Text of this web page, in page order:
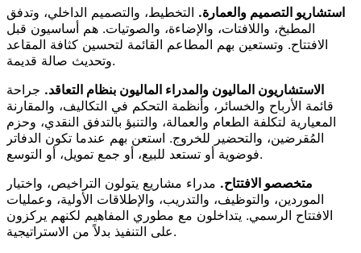
استشاريو التصميم والعمارة. التخطيط، والتصميم الداخلي، وتدفق
المطبخ، واللافتات، والإضاءة، والصوتيات. هم أساسيون قبل
الافتتاح. وتستعين بهم المطاعم القائمة لتحسين كثافة المقاعد
وتحديث صالة قديمة.
الاستشاريون الماليون والمدراء الماليون بنظام التعاقد. جراحة
قائمة الأرباح والخسائر، وأنظمة التحكم في التكاليف، والمقارنة
المعيارية لتكلفة الطعام والعمالة، والتنبؤ بالتدفق النقدي، وحزم
المُقرضين، والتحضير للخروج. استعن بهم عندما تكون الدفاتر
فوضوية أو تستعد للبيع، أو جمع تمويل، أو التوسع.
متخصصو الافتتاح. مدراء مشاريع يتولون التراخيص، واختيار
الموردين، والتوظيف، والتدريب، والإطلاقات الأولية، وعمليات
الافتتاح الرسمي. يتداخلون مع مطوري المفاهيم لكنهم يركزون
على التنفيذ بدلاً من الاستراتيجية.